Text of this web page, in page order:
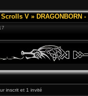
V » DRAGONBORN
inscrit et 1 invité